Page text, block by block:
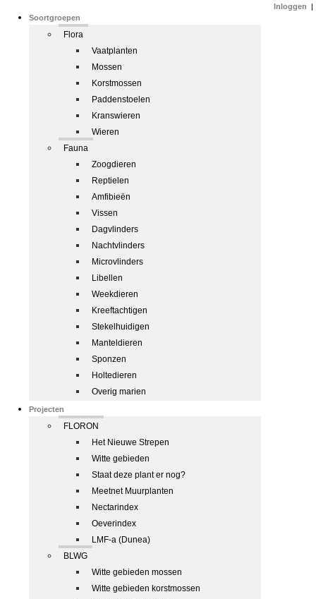
Soortgroepen
Flora
Vaatplanten
Mossen
Korstmossen
Paddenstoelen
Kranswieren
Wieren
Fauna
Zoogdieren
Reptielen
Amfibieën
Vissen
Dagvlinders
Nachtvlinders
Microvlinders
Libellen
Weekdieren
Kreeftachtigen
Stekelhuidigen
Manteldieren
Sponzen
Holtedieren
Overig marien
Projecten
FLORON
Het Nieuwe Strepen
Witte gebieden
Staat deze plant er nog?
Meetnet Muurplanten
Nectarindex
Oeverindex
LMF-a (Dunea)
BLWG
Witte gebieden mossen
Witte gebieden korstmossen
Inloggen |